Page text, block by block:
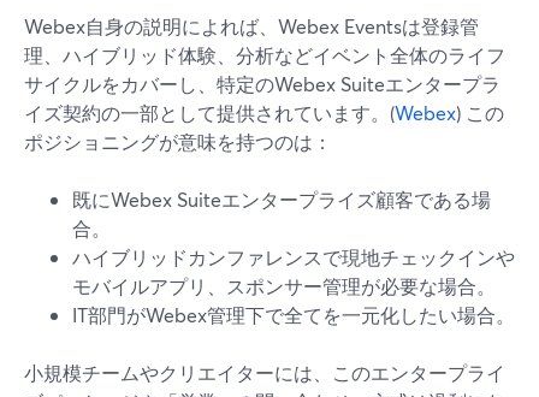
Webex自身の説明によれば、Webex Eventsは登録管
理、ハイブリッド体験、分析などイベント全体のライフ
サイクルをカバーし、特定のWebex Suiteエンタープラ
イズ契約の一部として提供されています。(Webex) この
ポジショニングが意味を持つのは：
既にWebex Suiteエンタープライズ顧客である場
合。
ハイブリッドカンファレンスで現地チェックインや
モバイルアプリ、スポンサー管理が必要な場合。
IT部門がWebex管理下で全てを一元化したい場合。
小規模チームやクリエイターには、このエンタープライ